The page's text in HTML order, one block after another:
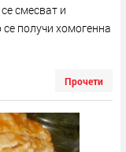
смесват и
получи хомогенна
Прочети